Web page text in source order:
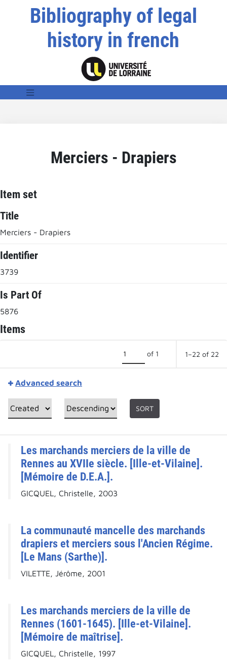
Bibliography of legal
history in french
Merciers - Drapiers
Item set
Title
Merciers - Drapiers
Identifier
3739
Is Part Of
5876
Items
of 1 1–22 of 22
Advanced search
SORT
Les marchands merciers de la ville de
Rennes au XVIIe siècle. [Ille-et-Vilaine].
[Mémoire de D.E.A.].
GICQUEL, Christelle, 2003
La communauté mancelle des marchands
drapiers et merciers sous l'Ancien Régime.
[Le Mans (Sarthe)].
VILETTE, Jérôme, 2001
Les marchands merciers de la ville de
Rennes (1601-1645). [Ille-et-Vilaine].
[Mémoire de maîtrise].
GICQUEL, Christelle, 1997